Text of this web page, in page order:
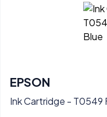
EPSON
Ink Cartridge - T0549